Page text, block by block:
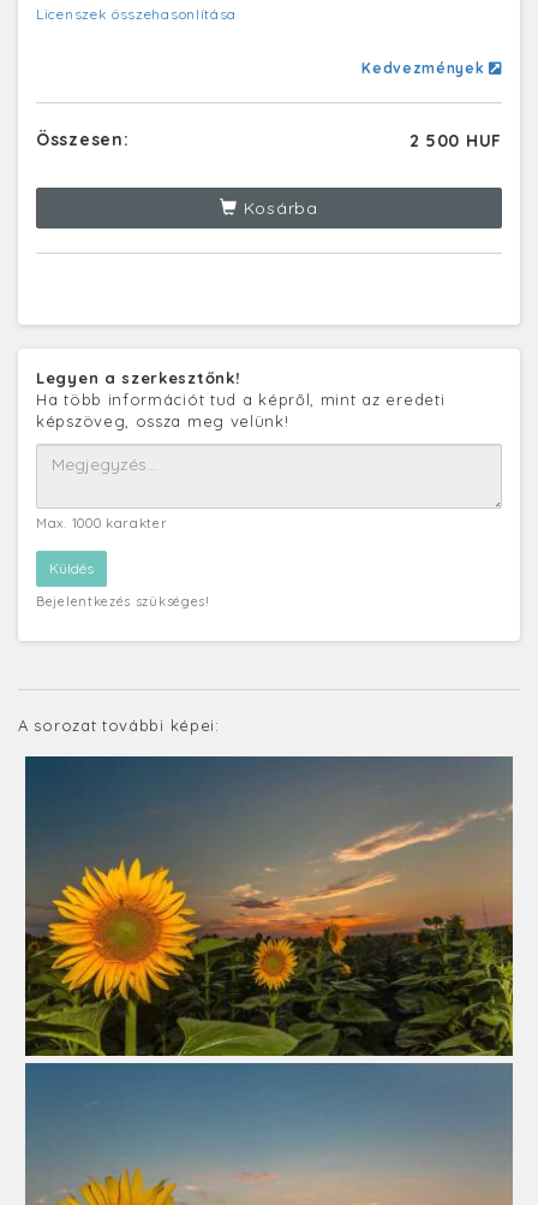
Licenszek összehasonlítása
Kedvezmények
Összesen: 2 500 HUF
Kosárba
Legyen a szerkesztőnk!
Ha több információt tud a képről, mint az eredeti
képszöveg, ossza meg velünk!
Max. 1000 karakter
Bejelentkezés szükséges!
A sorozat további képei: